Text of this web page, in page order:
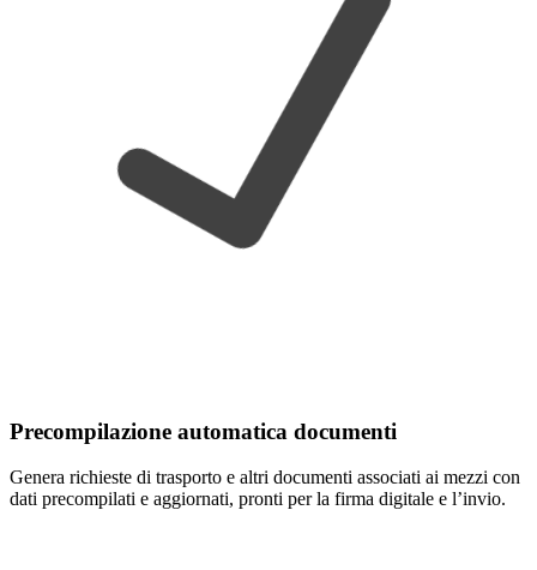
Precompilazione automatica documenti
Genera richieste di trasporto e altri documenti associati ai mezzi con
dati precompilati e aggiornati, pronti per la firma digitale e l’invio.